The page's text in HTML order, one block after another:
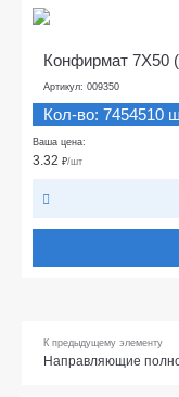
Конфирмат 7Х50
Артикул: 009350
Кол-во: 7454510
Ваша цена:
3.32 ₽/шт
К предыдущему элементу
Направляющие